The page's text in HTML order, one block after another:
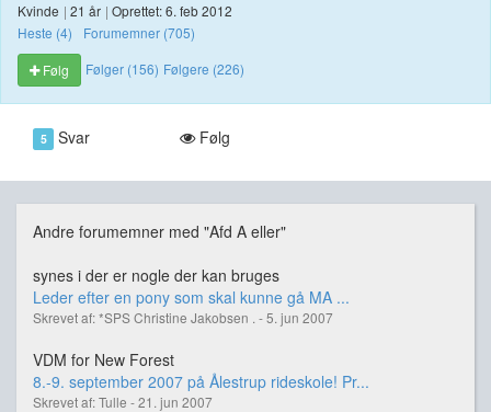
Kvinde | 21 år | Oprettet: 6. feb 2012
Heste (4)
Forumemner (705)
Følg
Følger (156) Følgere (226)
5 Svar Følg
Andre forumemner med "Afd A eller"
synes i der er nogle der kan bruges
Leder efter en pony som skal kunne gå MA ...
Skrevet af: *SPS Christine Jakobsen . - 5. jun 2007
VDM for New Forest
8.-9. september 2007 på Ålestrup rideskole! Pr...
Skrevet af: Tulle - 21. jun 2007